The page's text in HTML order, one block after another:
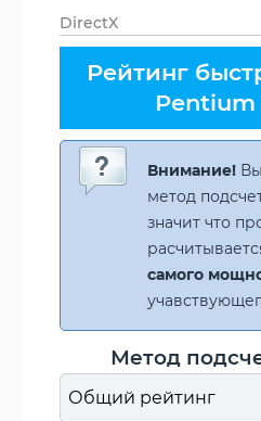
DirectX
Рейтинг
Pentium
Внимание!
метод
значит что
самого
Метод